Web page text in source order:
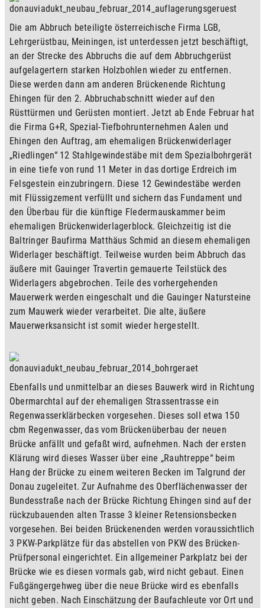
Die am Abbruch beteiligte österreichische Firma LGB,
Lehrgerüstbau, Meiningen, ist unterdessen jetzt beschäftigt,
an der Strecke des Abbruchs die auf dem Abbruchgerüst
aufgelagertern starken Holzbohlen wieder zu entfernen.
Diese werden dann am anderen Brückenende Richtung
Ehingen für den 2. Abbruchabschnitt wieder auf den
Rüsttürmen und Gerüsten montiert. Jetzt ab Ende Februar hat
die Firma G+R, Spezial-Tiefbohrunternehmen Aalen und
Ehingen den Auftrag, am ehemaligen Brückenwiderlager
„Riedlingen“ 12 Stahlgewindestäbe mit dem Spezialbohrgerät
in eine tiefe von rund 11 Meter in das dortige Erdreich im
Felsgestein einzubringern. Diese 12 Gewindestäbe werden
mit Flüssigzement verfüllt und sichern das Fundament und
den Überbau für die künftige Fledermauskammer beim
ehemaligen Brückenwiderlagerblock. Gleichzeitig ist die
Baltringer Baufirma Matthäus Schmid an diesem ehemaligen
Widerlager beschäftigt. Teilweise wurden beim Abbruch das
äußere mit Gauinger Travertin gemauerte Teilstück des
Widerlagers abgebrochen. Teile des vorhergehenden
Mauerwerk werden eingeschalt und die Gauinger Natursteine
zum Mauwerk wieder verarbeitet. Die alte, äußere
Mauerwerksansicht ist somit wieder hergestellt.
Ebenfalls und unmittelbar an dieses Bauwerk wird in Richtung
Obermarchtal auf der ehemaligen Strassentrasse ein
Regenwasserklärbecken vorgesehen. Dieses soll etwa 150
cbm Regenwasser, das vom Brückenüberbau der neuen
Brücke anfällt und gefaßt wird, aufnehmen. Nach der ersten
Klärung wird dieses Wasser über eine „Rauhtreppe“ beim
Hang der Brücke zu einem weiteren Becken im Talgrund der
Donau zugeleitet. Zur Aufnahme des Oberflächenwasser der
Bundesstraße nach der Brücke Richtung Ehingen sind auf der
rückzubauenden alten Trasse 3 kleiner Retensionsbecken
vorgesehen. Bei beiden Brückenenden werden voraussichtlich
3 PKW-Parkplätze für das abstellen von PKW des Brücken-
Prüfpersonal eingerichtet. Ein allgemeiner Parkplatz bei der
Brücke wie es diesen vormals gab, wird nicht gebaut. Einen
Fußgängergehweg über die neue Brücke wird es ebenfalls
nicht geben. Nach Einschätzung der Baufachleute vor Ort und